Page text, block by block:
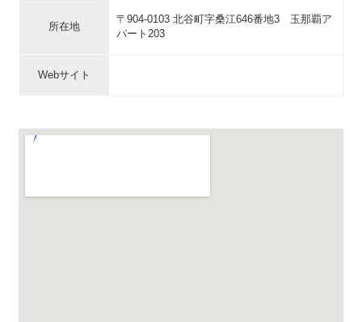
所在地
〒904-0103 北谷町字桑江646番地3 玉那覇ア
パート203
Webサイト